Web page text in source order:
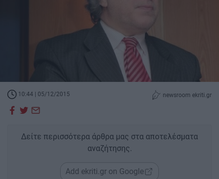
10:44 | 05/12/2015 newsroom ekriti.gr
Δείτε περισσότερα άρθρα μας στα αποτελέσματα
αναζήτησης.
Add ekriti.gr on Google